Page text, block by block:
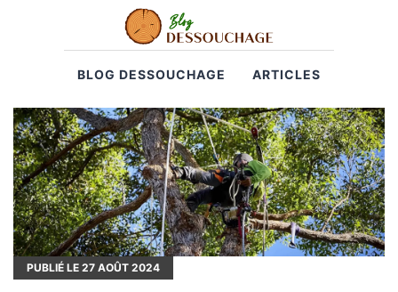
BLOG DESSOUCHAGE ARTICLES
PUBLIÉ LE 27 AOÛT 2024